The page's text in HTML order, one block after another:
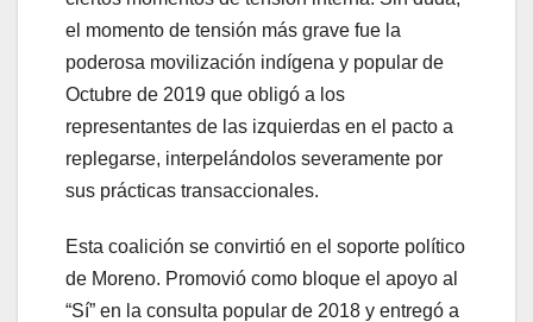
el momento de tensión más grave fue la
poderosa movilización indígena y popular de
Octubre de 2019 que obligó a los
representantes de las izquierdas en el pacto a
replegarse, interpelándolos severamente por
sus prácticas transaccionales.
Esta coalición se convirtió en el soporte político
de Moreno. Promovió como bloque el apoyo al
“Sí” en la consulta popular de 2018 y entregó a